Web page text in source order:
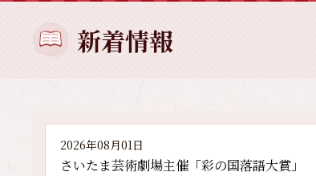
新着情報
2026年08月01日
さいたま芸術劇場主催「彩の国落語大賞」